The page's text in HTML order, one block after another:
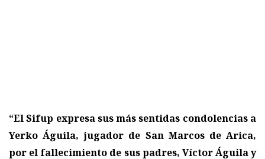
“El Sifup expresa sus más sentidas condolencias a
Yerko Águila, jugador de San Marcos de Arica,
por el fallecimiento de sus padres, Víctor Águila y